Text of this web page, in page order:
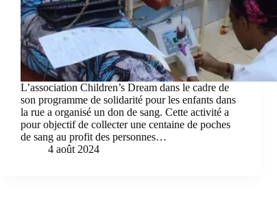
L’association Children’s Dream dans le cadre de
son programme de solidarité pour les enfants dans
la rue a organisé un don de sang. Cette activité a
pour objectif de collecter une centaine de poches
de sang au profit des personnes…
4 août 2024